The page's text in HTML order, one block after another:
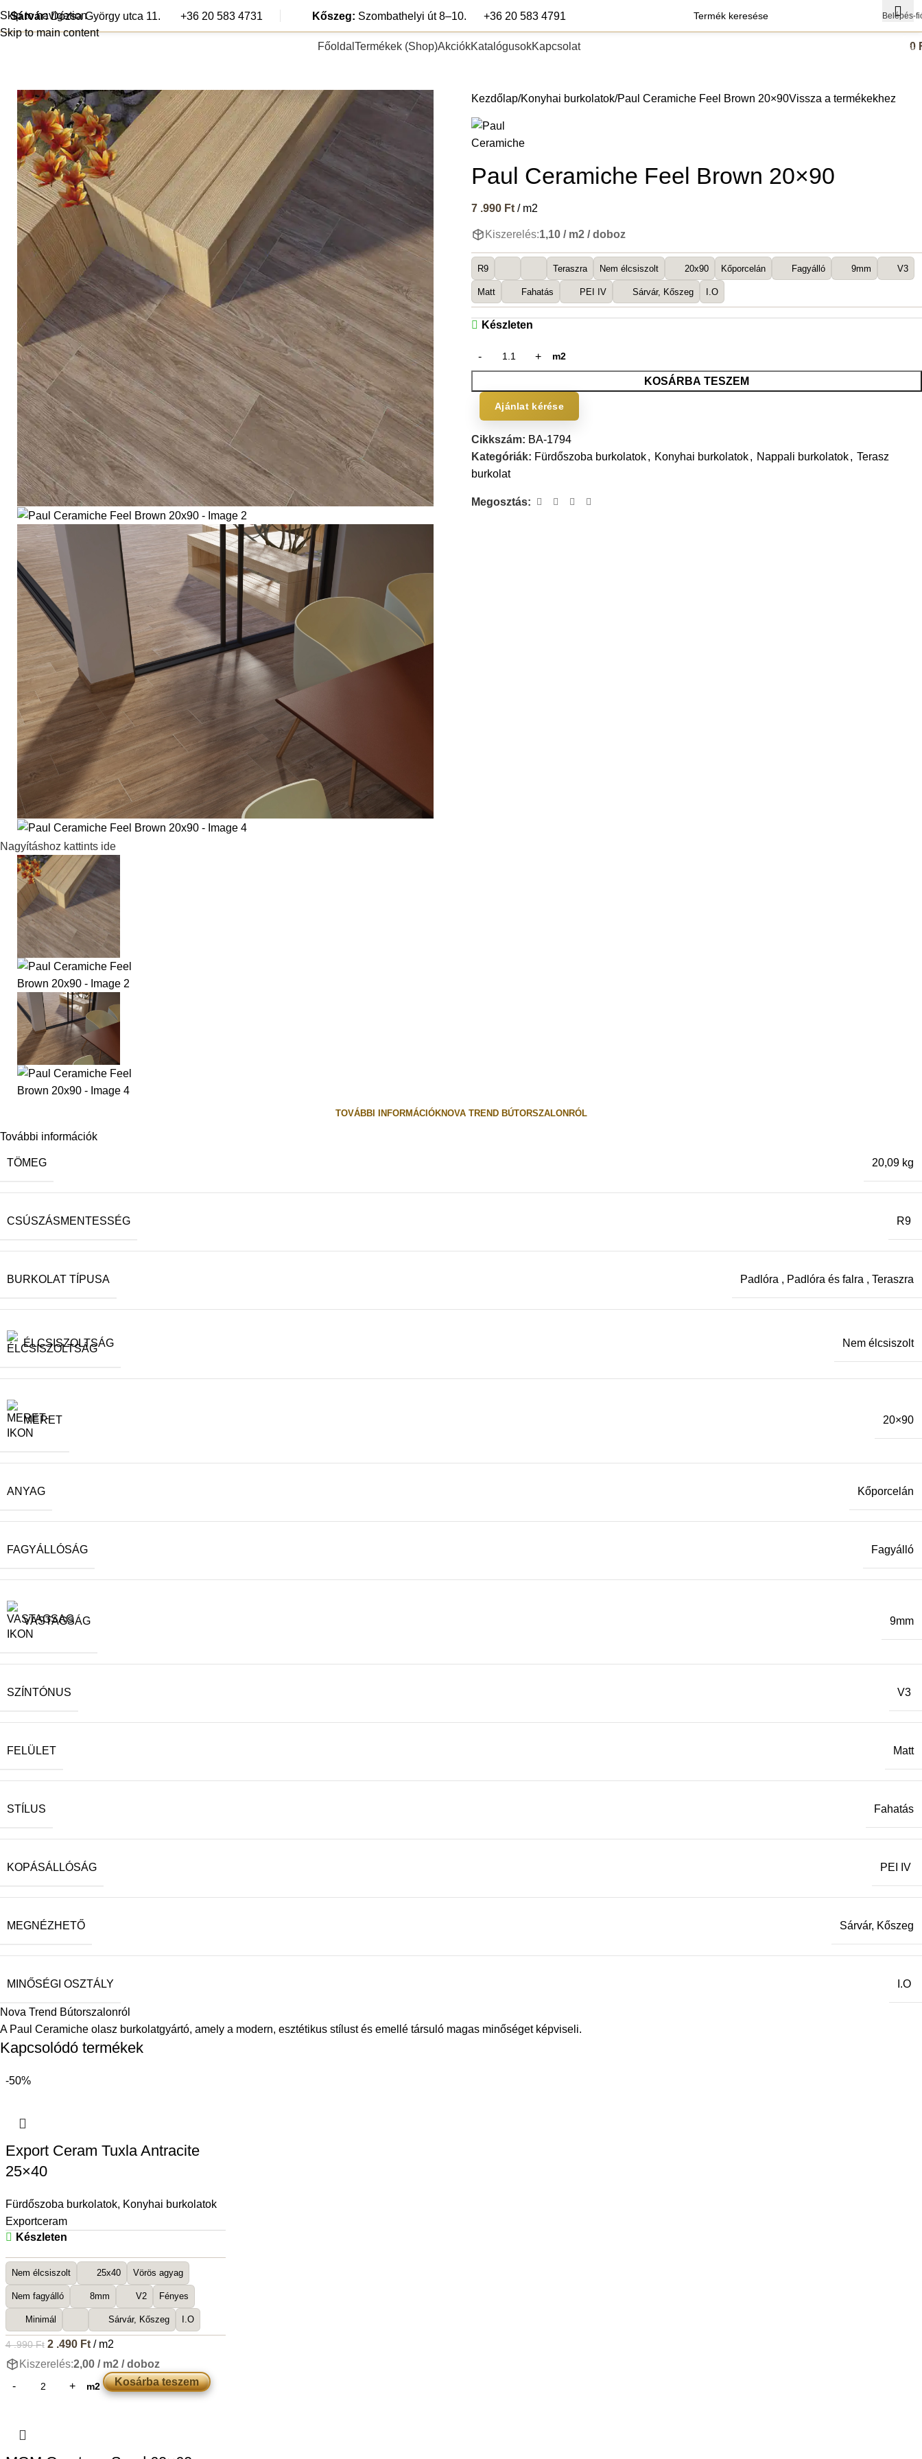
Skip to navigation
Skip to main content
Sárvár:Dózsa György utca 11. +36 20 583 4731 Kőszeg: Szombathelyi út 8–10. +36 20 583 4791 Belépés-
Főoldal Termékek (Shop)AkciókKatalógusokKapcsolat
termék
0
Nagyításhoz kattints ide
Kezdőlap Konyhai burkolatok Paul Ceramiche Feel Brown 20×90Vissza a termékekhez
Paul Ceramiche Feel Brown 20×90
7 .990 Ft / m2
Kiszerelés:1,10 / m2 / doboz
R9 Teraszra Nem élcsiszolt 20x90 Kőporcelán Fagyálló 9mm V3
Matt Fahatás PEI IV Sárvár, Kőszeg I.O
Készleten
m2
KOSÁRBA TESZEM
Ajánlat kérése
Cikkszám: BA-1794
Kategóriák: Fürdőszoba burkolatok, Konyhai burkolatok, Nappali burkolatok, Terasz
burkolat
Megosztás:
TOVÁBBI INFORMÁCIÓKNOVA TREND BÚTORSZALONRÓL
További információk
TÖMEG 20,09 kg
CSÚSZÁSMENTESSÉG R9
BURKOLAT TÍPUSA Padlóra , Padlóra és falra , Teraszra
ÉLCSISZOLTSÁG Nem élcsiszolt
MÉRET 20×90
ANYAG Kőporcelán
FAGYÁLLÓSÁG Fagyálló
VASTAGSÁG 9mm
SZÍNTÓNUS V3
FELÜLET Matt
STÍLUS Fahatás
KOPÁSÁLLÓSÁG PEI IV
MEGNÉZHETŐ Sárvár, Kőszeg
MINŐSÉGI OSZTÁLY I.O
Nova Trend Bútorszalonról
A Paul Ceramiche olasz burkolatgyártó, amely a modern, esztétikus stílust és emellé társuló magas minőséget képviseli.
Kapcsolódó termékek
-50%
Export Ceram Tuxla Antracite
25×40
Fürdőszoba burkolatok, Konyhai burkolatok
Exportceram
Készleten
Nem élcsiszolt 25x40 Vörös agyag
Nem fagyálló 8mm V2 Fényes
Minimál Sárvár, Kőszeg I.O
4 .990Ft 2 .490 Ft/ m2
Kiszerelés:2,00 / m2 / doboz
m2 Kosárba teszem